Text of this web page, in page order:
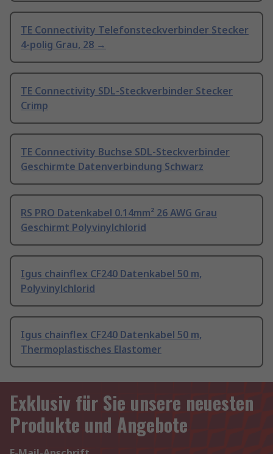
TE Connectivity Telefonsteckverbinder Stecker
4-polig Grau, 28 →
TE Connectivity SDL-Steckverbinder Stecker
Crimp
TE Connectivity Buchse SDL-Steckverbinder
Geschirmte Datenverbindung Schwarz
RS PRO Datenkabel 0.14mm² 26 AWG Grau
Geschirmt Polyvinylchlorid
Igus chainflex CF240 Datenkabel 50 m,
Polyvinylchlorid
Igus chainflex CF240 Datenkabel 50 m,
Thermoplastisches Elastomer
Exklusiv für Sie unsere neuesten
Produkte und Angebote